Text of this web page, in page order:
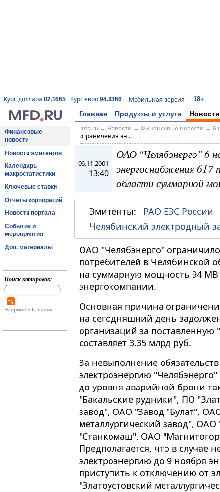
Курс доллара 82.1665 Курс евро 94.8366 Мобильная версия 18+
Главная Продукты и услуги Новости
Финансовые
новости
Новости эмитентов
Календарь
макростатистики
Ключевые ставки
Отчёты корпораций
Новости портала
События и
мероприятия
Доп. материалы
Поиск котировок:
Например: Газпром
mfd.ru→ Новости → Финансовые новости → 6
ограничения эн...
06.11.2001
13:40
ОАО "Челябэнерго" 6
энергоснабжения 617
области суммарной
Эмитенты: РАО ЕЭС России
Челябинский электродный
ОАО "Челябэнерго"
потребителей в Челябинской
на суммарную мощность 94
энергокомпании.
Основная причина
на сегодняшний день
организаций за поставленную
составляет 3.35 млрд руб.
За невыполнение
электроэнергию
до уровня аварийной брони
"Бакальские рудники", ПО
завод", ОАО "Завод "Булат",
металлургический завод",
"Станкомаш", ОАО
Предполагается, что в случае
электроэнергию до 9 ноября
приступить к отключению от
"Златоустовский